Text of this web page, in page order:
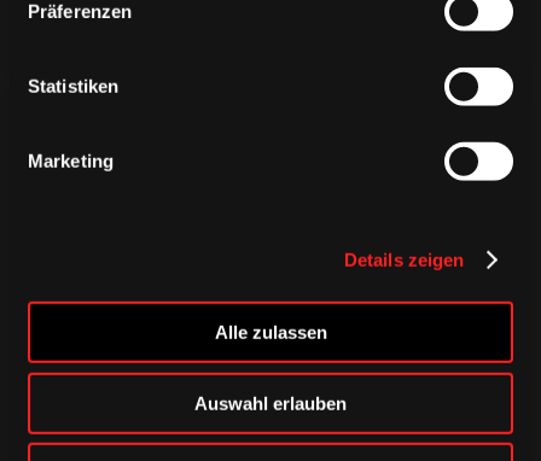
Präferenzen
Statistiken
Marketing
Details zeigen
Alle zulassen
Auswahl erlauben
CAPS & CO
CAPS & CO
CAPS & CO